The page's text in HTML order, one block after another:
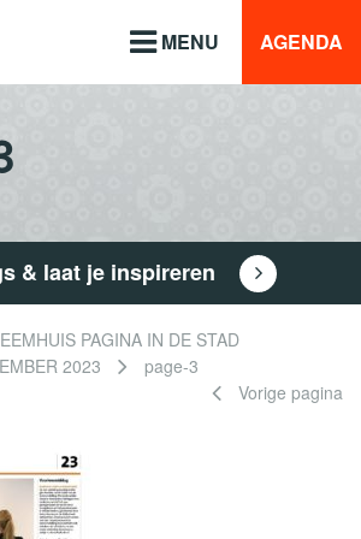
MENU AGENDA
& laat je inspireren
PAGINA IN DE STAD
2023
page-3
Vorige pagina